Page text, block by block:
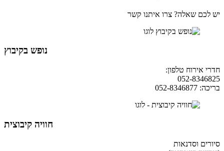
יש לכם שאלה? צרו איתנו קשר
נופש בקיבוץ
חדרי אירוח טלפון:
052-8346825
בריכה: 052-8346877
חוויה קיבוצית
סיורים וסדנאות